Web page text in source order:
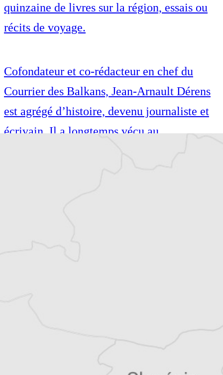
quinzaine de livres sur la région, essais ou
récits de voyage.
Cofondateur et co-rédacteur en chef du
Courrier des Balkans, Jean-Arnault Dérens
est agrégé d’histoire, devenu journaliste et
écrivain. Il a longtemps vécu au